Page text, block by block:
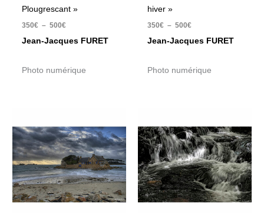
Plougrescant »
350€ – 500€
Jean-Jacques FURET
Photo numérique
hiver »
350€ – 500€
Jean-Jacques FURET
Photo numérique
prix :
350€
à
500€
prix :
350€
à
500€